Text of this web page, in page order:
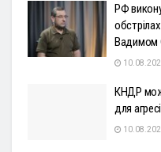
РФ
Вадимом
КНДР
для